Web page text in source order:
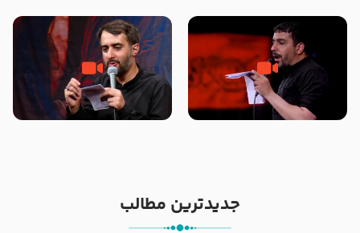
هیئت رایة العباس علیه السلام
تک ، عبّاس، صاحب دل‌هاست –
حاج حنیف طاهری – عزاداری شب
من غلام نوکراتم من عاشق کربلاتم
– شور زمینه – شب هفتم – محرم
جدیدترین مطالب